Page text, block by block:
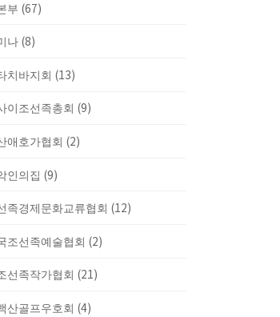
부 (67)
나 (8)
치바지회 (13)
이조선족총회 (9)
애호가협회 (2)
인의집 (9)
족경제문화교류협회 (12)
조선족예술협회 (2)
선족작가협회 (21)
산골프우호회 (4)